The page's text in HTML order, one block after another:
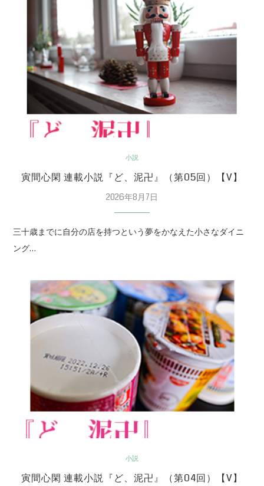
小説
寅間心閑 連載小説『ど、泥卍』（第05回）【V】
2026年8月7日
三十歳までに自分の店を持つという夢をかなえた小さなダイニ
ング…
小説
寅間心閑 連載小説『ど、泥卍』（第04回）【V】